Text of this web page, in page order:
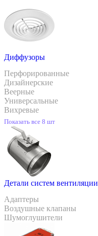
Диффузоры
Перфорированные
Дизайнерские
Веерные
Универсальные
Вихревые
Показать все 8 шт
Детали систем вентиляции
Адаптеры
Воздушные клапаны
Шумоглушители